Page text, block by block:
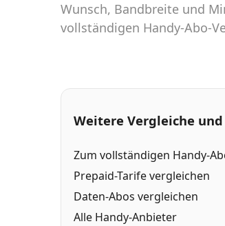
Wunsch, Bandbreite und
vollständigen Handy-Abo-
Weitere Vergleiche
Zum vollständigen Handy-
Prepaid-Tarife vergleichen
Daten-Abos vergleichen
Alle Handy-Anbieter